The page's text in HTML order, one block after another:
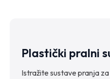
Plastički pralni
Istražite sustave pranja